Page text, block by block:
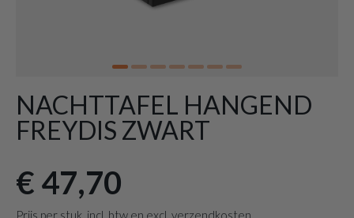
NACHTTAFEL HANGEND
FREYDIS ZWART
€ 47,70
Prijs per stuk, incl. btw en excl. verzendkosten